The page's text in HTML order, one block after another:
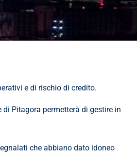
e di rischio di credito.
Pitagora permetterà di gestire in
che abbiano dato idoneo